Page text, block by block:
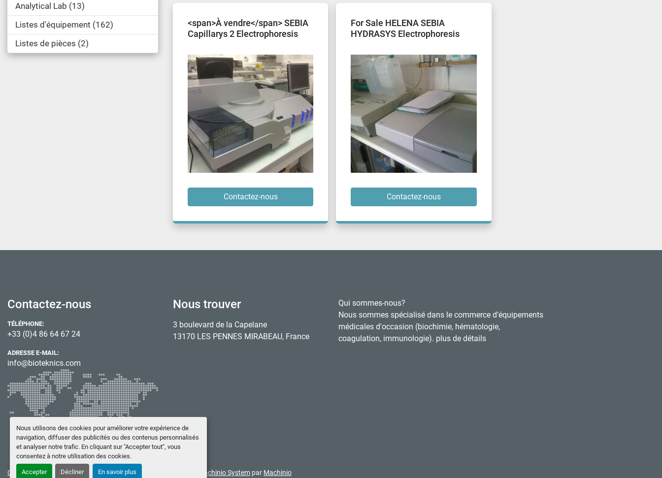
Nous utilisons des cookies pour améliorer votre expérience de
navigation, diffuser des publicités ou des contenus personnalisés
et analyser notre trafic. En cliquant sur "Accepter tout", vous
consentez à notre utilisation des cookies.
Accepter Décliner En savoir plus
Analytical Lab 13
Listes d'équipement 162
Listes de pièces 2
<span>À vendre</span> SEBIA
Capillarys 2 Electrophoresis
Contactez-nous
For Sale HELENA SEBIA
HYDRASYS Electrophoresis
Contactez-nous
Contactez-nous
TÉLÉPHONE:
+33 (0)4 86 64 67 24
ADRESSE E-MAIL:
info@bioteknics.com
Nous trouver
3 boulevard de la Capelane
13170 LES PENNES MIRABEAU, France
Qui sommes-nous?
Nous sommes spécialisé dans le commerce d’équipements
médicales d'occasion (biochimie, hématologie,
coagulation, immunologie). plus de détails
Gérez les cookies © Copyright BIOTEKNICS Machinio System par Machinio